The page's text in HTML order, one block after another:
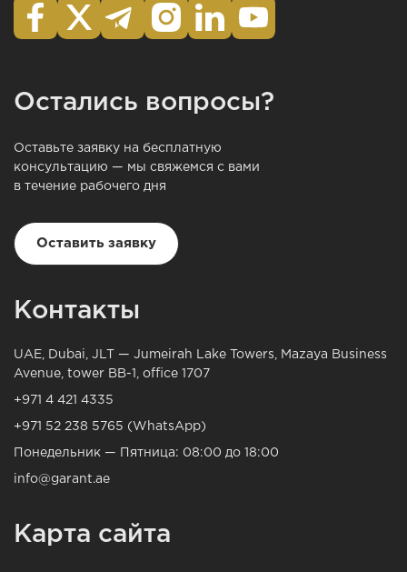
Остались вопросы?
Оставьте заявку на бесплатную
консультацию — мы свяжемся с вами
в течение рабочего дня
Оставить заявку
Контакты
UAE, Dubai, JLT — Jumeirah Lake Towers, Mazaya Business
Avenue, tower BB-1, office 1707
+971 4 421 4335
+971 52 238 5765 (WhatsApp)
Понедельник — Пятница: 08:00 до 18:00
info@garant.ae
Карта сайта